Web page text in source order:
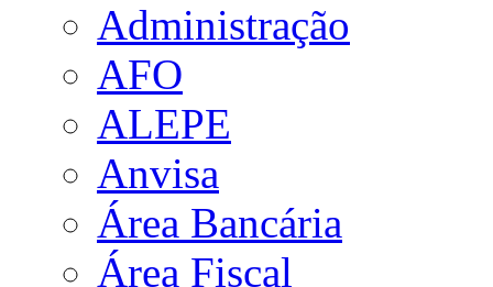
Administração
AFO
ALEPE
Anvisa
Área Bancária
Área Fiscal